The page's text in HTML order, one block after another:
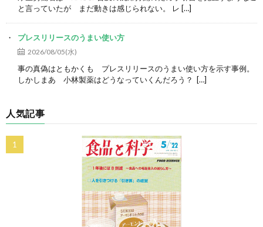
と言っていたが まだ動きは感じられない。 レ […]
プレスリリースのうまい使い方
2026/08/05(水)
事の真偽はともかくも プレスリリースのうまい使い方を示す事例。
しかしまあ 小林製薬はどうなっていくんだろう？ […]
人気記事